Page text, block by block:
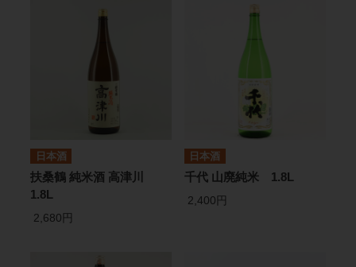
日本酒
扶桑鶴 純米酒 高津川
1.8L
2,680円
日本酒
千代 山廃純米 1.8L
2,400円